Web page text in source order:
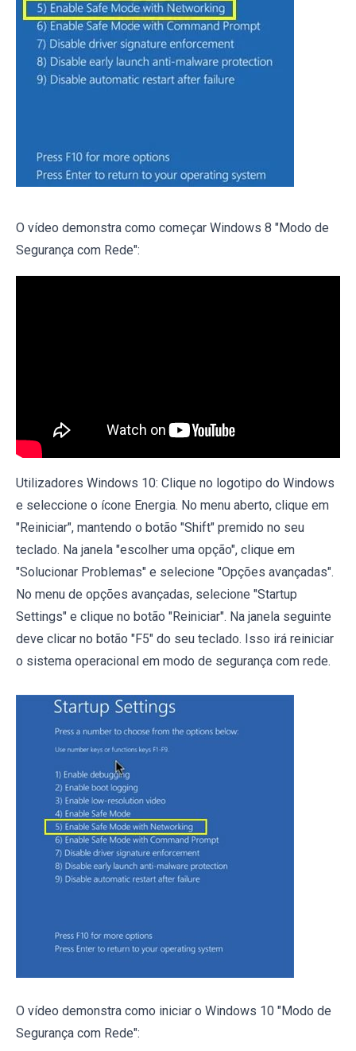
O vídeo demonstra como começar Windows 8 "Modo de
Segurança com Rede":
Utilizadores Windows 10: Clique no logotipo do Windows
e seleccione o ícone Energia. No menu aberto, clique em
"Reiniciar", mantendo o botão "Shift" premido no seu
teclado. Na janela "escolher uma opção", clique em
"Solucionar Problemas" e selecione "Opções avançadas".
No menu de opções avançadas, selecione "Startup
Settings" e clique no botão "Reiniciar". Na janela seguinte
deve clicar no botão "F5" do seu teclado. Isso irá reiniciar
o sistema operacional em modo de segurança com rede.
O vídeo demonstra como iniciar o Windows 10 "Modo de
Segurança com Rede":